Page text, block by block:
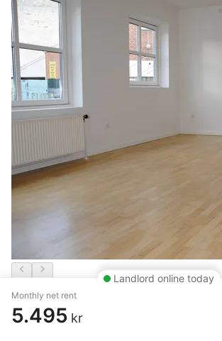
Landlord online today
Monthly net rent
5.495 kr
2 rm. apartment of 52 m²
Viborg , Dalbergsgade